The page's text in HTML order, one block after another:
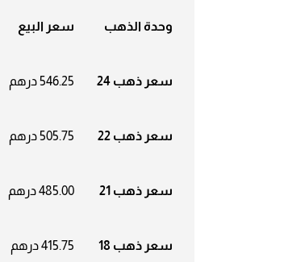
وحدة الذهب سعر البيع
سعر ذهب 24 546.25 درهم
سعر ذهب 22 505.75 درهم
سعر ذهب 21 485.00 درهم
سعر ذهب 18 415.75 درهم